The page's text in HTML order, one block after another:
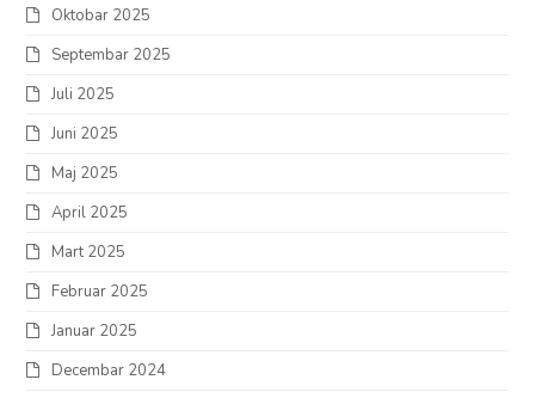
Oktobar 2025
Septembar 2025
Juli 2025
Juni 2025
Maj 2025
April 2025
Mart 2025
Februar 2025
Januar 2025
Decembar 2024